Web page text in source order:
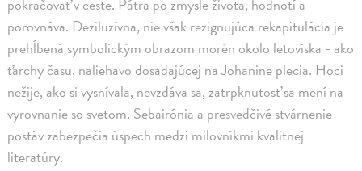
porovnáva. Deziluzívna, nie však rezignujúca rekapitulácia je
prehĺbená symbolickým obrazom morén okolo letoviska - ako
ťarchy času, naliehavo dosadajúcej na Johanine plecia. Hoci
nežije, ako si vysnívala, nevzdáva sa, zatrpknutosť sa mení na
vyrovnanie so svetom. Sebairónia a presvedčivé stvárnenie
postáv zabezpečia úspech medzi milovníkmi kvalitnej
literatúry.